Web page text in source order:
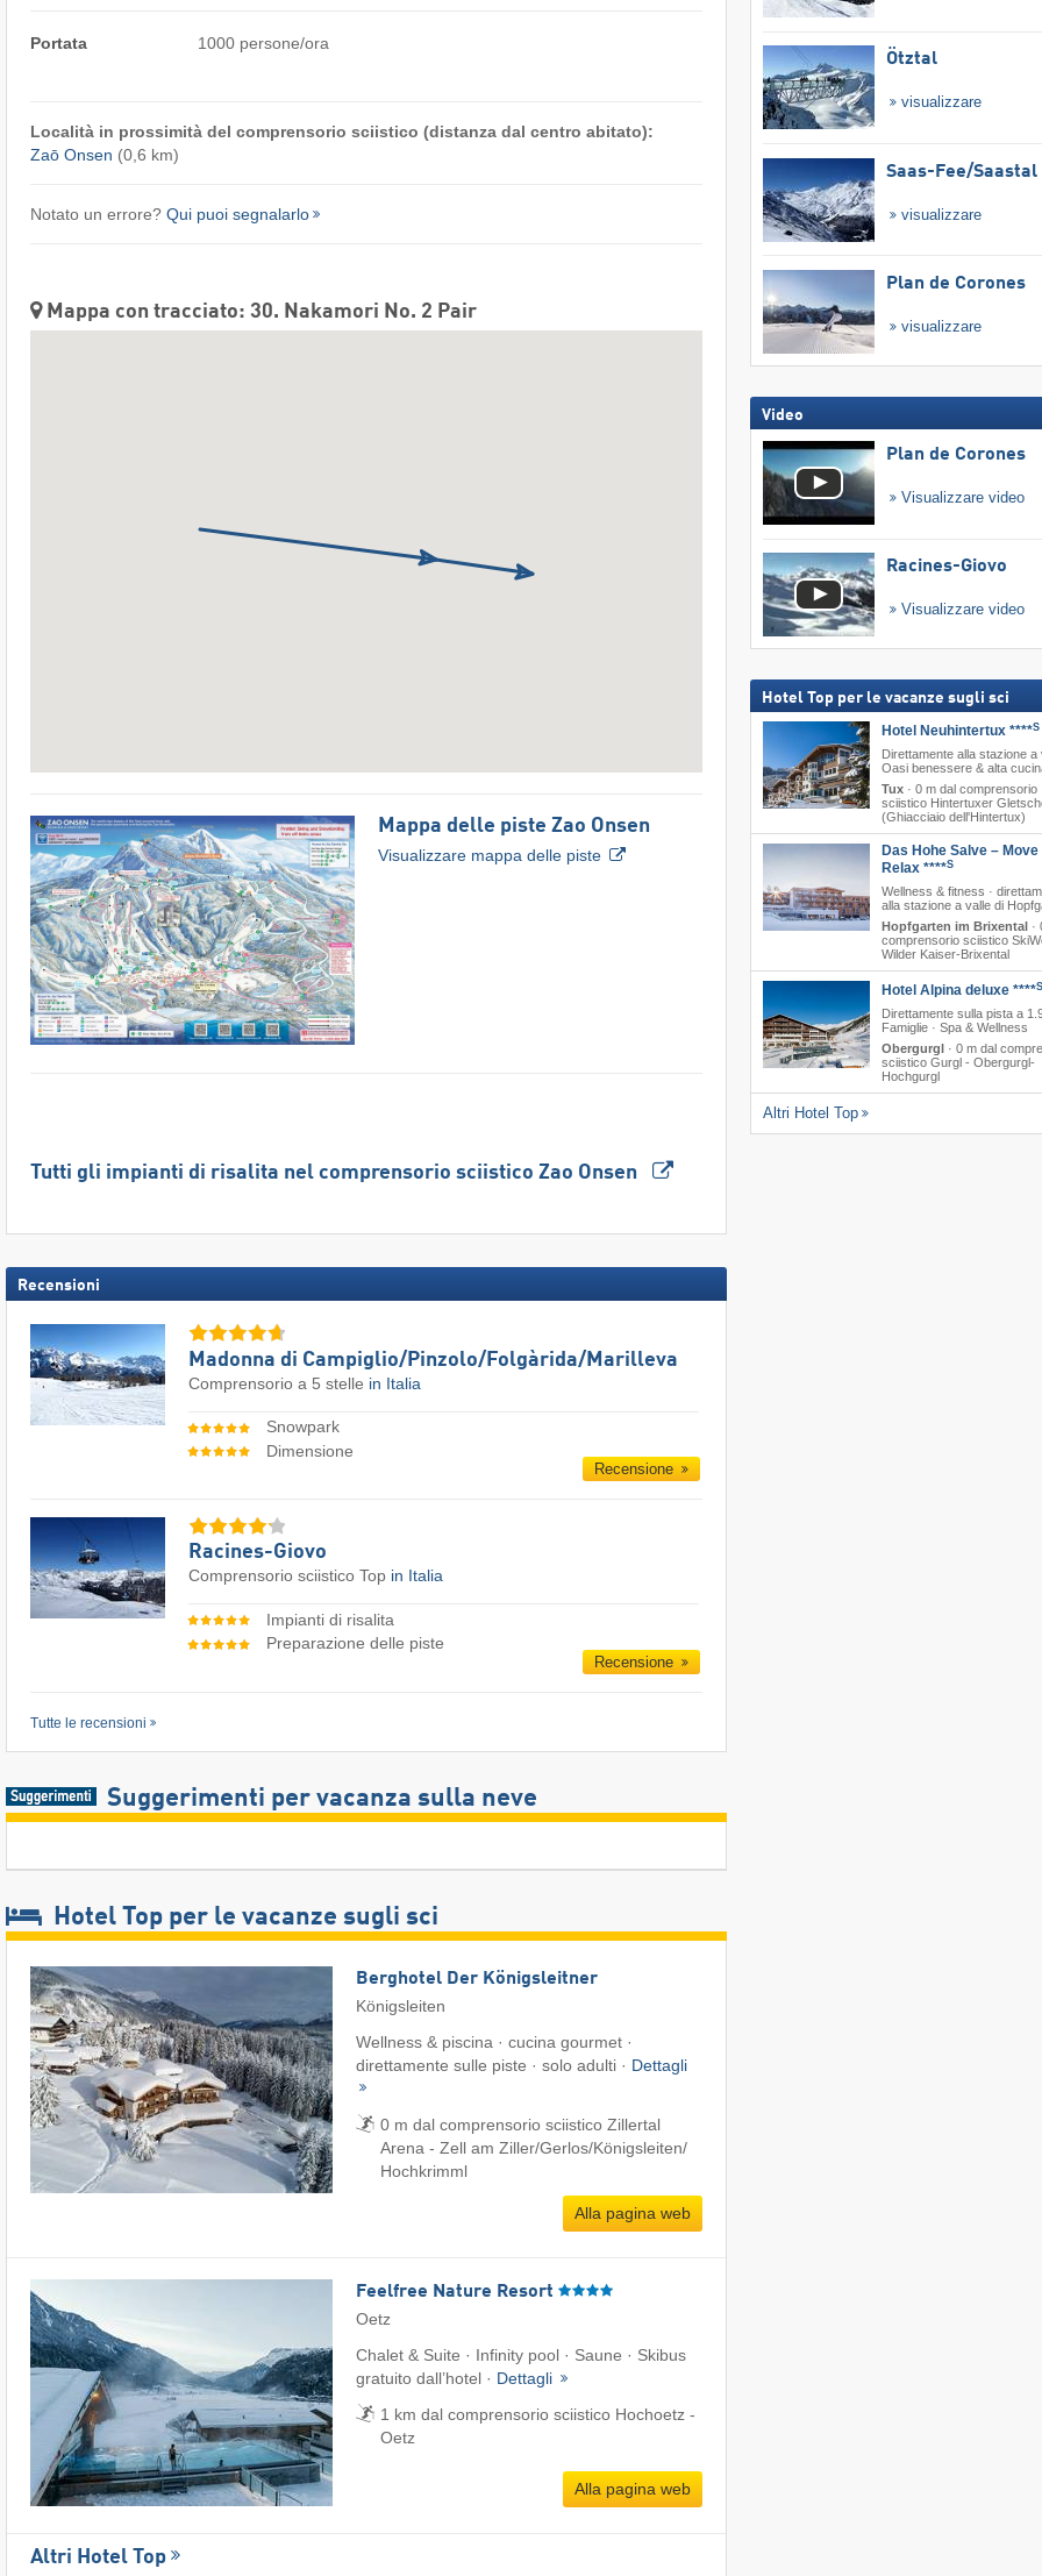
Portata 1000 persone/ora
Località in prossimità del comprensorio sciistico (distanza dal centro abitato):
Zaō Onsen (0,6 km)
Notato un errore? Qui puoi segnalarlo
Mappa con tracciato: 30. Nakamori No. 2 Pair
Mappa delle piste Zao Onsen
Visualizzare mappa delle piste
Tutti gli impianti di risalita nel comprensorio sciistico Zao Onsen
Recensioni
Madonna di Campiglio/​Pinzolo/​Folgàrida/​Marilleva
Comprensorio a 5 stelle in Italia
Snowpark
Dimensione
Recensione
Racines-Giovo
Comprensorio sciistico Top in Italia
Impianti di risalita
Preparazione delle piste
Recensione
Tutte le recensioni
Suggerimenti per vacanza sulla neve
Hotel Top per le vacanze sugli sci
Berghotel Der Königsleitner
Königsleiten
Wellness & piscina · cucina gourmet ·
direttamente sulle piste · solo adulti · Dettagli
0 m dal comprensorio sciistico Zillertal
Arena - Zell am Ziller/​Gerlos/​Königsleiten/​
Hochkrimml
Alla pagina web
Feelfree Nature Resort
Oetz
Chalet & Suite · Infinity pool · Saune · Skibus
gratuito dall’hotel · Dettagli
1 km dal comprensorio sciistico Hochoetz -
Oetz
Alla pagina web
Altri Hotel Top
Ötztal
visualizzare
Saas-Fee/​Saastal
visualizzare
Plan de Corones
visualizzare
Video
Plan de Corones
Visualizzare video
Racines-Giovo
Visualizzare video
Hotel Top per le vacanze sugli sci
Hotel Neuhintertux ****S
Direttamente alla stazione a
Oasi benessere & alta
Tux· 0 m dal comprensorio
sciistico Hintertuxer
(Ghiacciaio dell'Hintertux)
Das Hohe Salve – Move
Relax ****S
Wellness & fitness ·
alla stazione a valle di
Hopfgarten im Brixental ·
comprensorio sciistico
Wilder Kaiser-Brixental
Hotel Alpina deluxe ****S
Direttamente sulla pista a
Famiglie · Spa & Wellness
Obergurgl
· 0 m dal
sciistico Gurgl - Obergurgl-
Hochgurgl
Altri Hotel Top